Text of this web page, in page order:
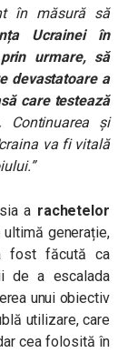
în măsură să
Ucrainei în
urmare, să
devastatoare a
care testează
Continuarea și
va fi vitală
a rachetelor
generație,
fost făcută ca
de a escalada
unui obiectiv
utilizare, care
cea folosită în